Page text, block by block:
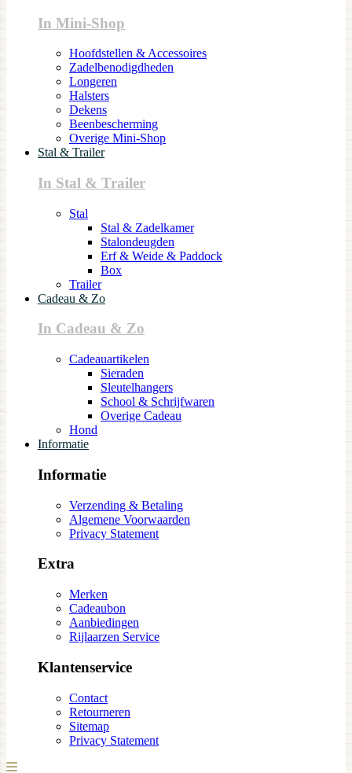
In Mini-Shop
Hoofdstellen & Accessoires
Zadelbenodigdheden
Longeren
Halsters
Dekens
Beenbescherming
Overige Mini-Shop
Stal & Trailer
In Stal & Trailer
Stal
Stal & Zadelkamer
Stalondeugden
Erf & Weide & Paddock
Box
Trailer
Cadeau & Zo
In Cadeau & Zo
Cadeauartikelen
Sieraden
Sleutelhangers
School & Schrijfwaren
Overige Cadeau
Hond
Informatie
Informatie
Verzending & Betaling
Algemene Voorwaarden
Privacy Statement
Extra
Merken
Cadeaubon
Aanbiedingen
Rijlaarzen Service
Klantenservice
Contact
Retourneren
Sitemap
Privacy Statement